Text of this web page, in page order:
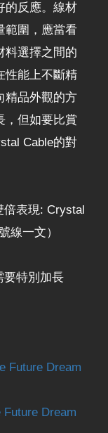
的反應。線材
範圍，應當看
料選擇之間的
性能上不斷精
精品外觀的方
，但如要比賞
Cable的對
倍表現: Crystal
線一文）
要特別加長
Future Dream
Dream